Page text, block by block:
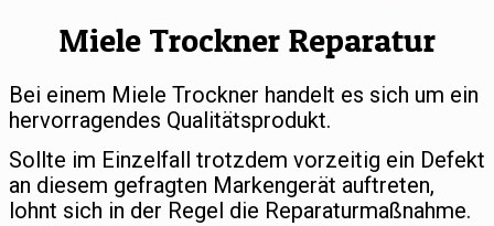
Miele Trockner Reparatur
Bei einem Miele Trockner handelt es sich um ein
hervorragendes Qualitätsprodukt.
Sollte im Einzelfall trotzdem vorzeitig ein Defekt
an diesem gefragten Markengerät auftreten,
lohnt sich in der Regel die Reparaturmaßnahme.